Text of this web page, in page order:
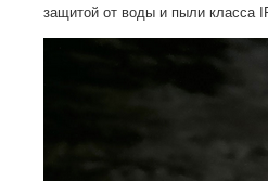
защитой от воды и пыли класса